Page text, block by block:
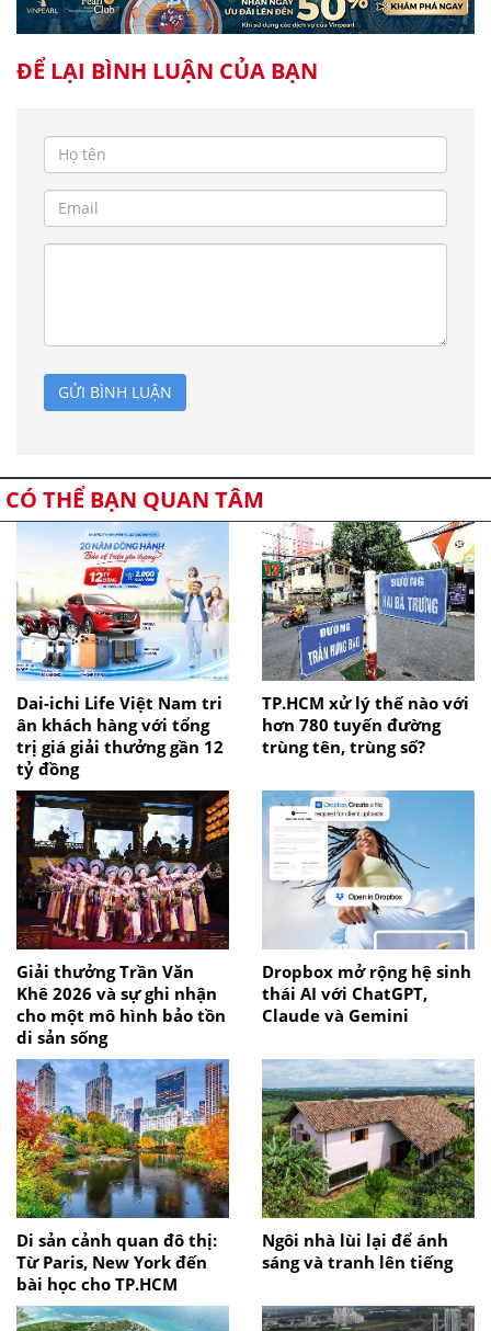
ĐỂ LẠI BÌNH LUẬN CỦA BẠN
GỬI BÌNH LUẬN
CÓ THỂ BẠN QUAN TÂM
Dai-ichi Life Việt Nam tri
ân khách hàng với tổng
trị giá giải thưởng gần 12
tỷ đồng
TP.HCM xử lý thế nào với
hơn 780 tuyến đường
trùng tên, trùng số?
Giải thưởng Trần Văn
Khê 2026 và sự ghi nhận
cho một mô hình bảo tồn
di sản sống
Dropbox mở rộng hệ sinh
thái AI với ChatGPT,
Claude và Gemini
Di sản cảnh quan đô thị:
Từ Paris, New York đến
bài học cho TP.HCM
Ngôi nhà lùi lại để ánh
sáng và tranh lên tiếng